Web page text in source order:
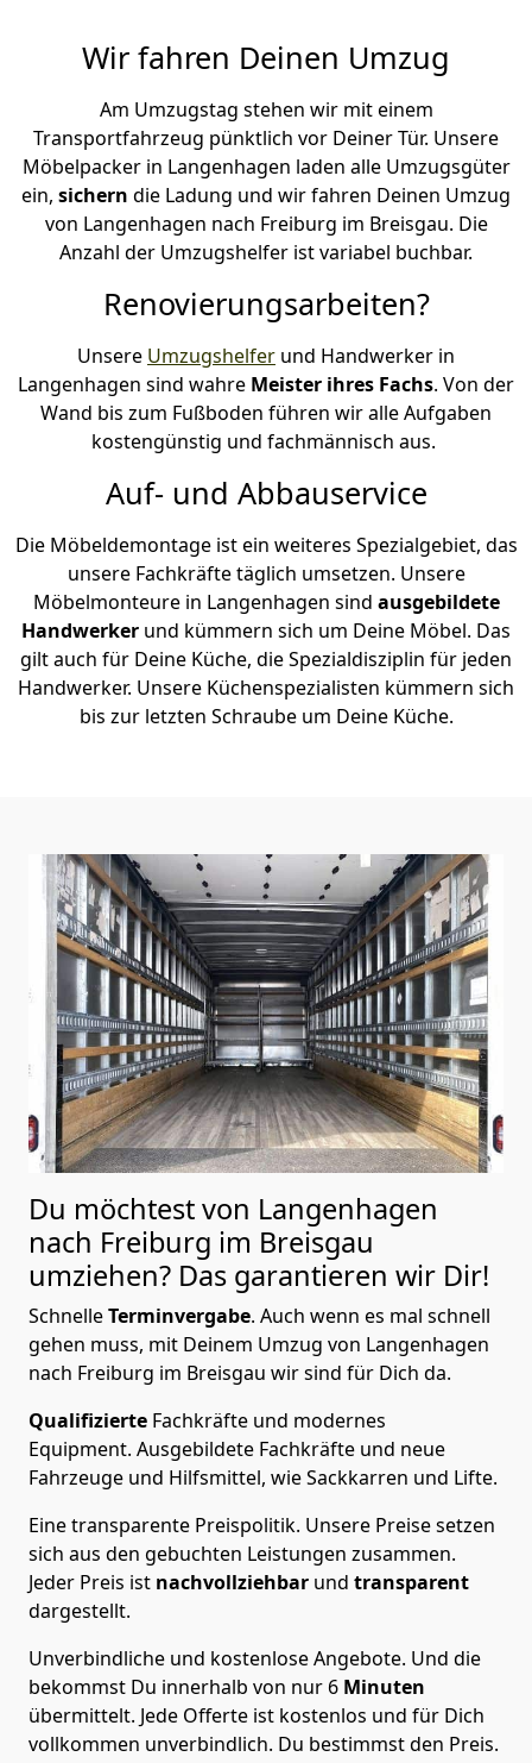
Wir fahren Deinen Umzug
Am Umzugstag stehen wir mit einem
Transportfahrzeug pünktlich vor Deiner Tür. Unsere
Möbelpacker in Langenhagen laden alle Umzugsgüter
ein, sichern die Ladung und wir fahren Deinen Umzug
von Langenhagen nach Freiburg im Breisgau. Die
Anzahl der Umzugshelfer ist variabel buchbar.
Renovierungsarbeiten?
Unsere Umzugshelfer und Handwerker in
Langenhagen sind wahre Meister ihres Fachs. Von der
Wand bis zum Fußboden führen wir alle Aufgaben
kostengünstig und fachmännisch aus.
Auf- und Abbauservice
Die Möbeldemontage ist ein weiteres Spezialgebiet, das
unsere Fachkräfte täglich umsetzen. Unsere
Möbelmonteure in Langenhagen sind ausgebildete
Handwerker und kümmern sich um Deine Möbel. Das
gilt auch für Deine Küche, die Spezialdisziplin für jeden
Handwerker. Unsere Küchenspezialisten kümmern sich
bis zur letzten Schraube um Deine Küche.
Du möchtest von Langenhagen
nach Freiburg im Breisgau
umziehen? Das garantieren wir Dir!
SchnelleTerminvergabe. Auch wenn es mal schnell
gehen muss, mit Deinem Umzug von Langenhagen
nach Freiburg im Breisgau wir sind für Dich da.
Qualifizierte Fachkräfte und modernes
Equipment. Ausgebildete Fachkräfte und neue
Fahrzeuge und Hilfsmittel, wie Sackkarren und Lifte.
Eine transparente Preispolitik. Unsere Preise setzen
sich aus den gebuchten Leistungen zusammen.
Jeder Preis ist nachvollziehbar und transparent
dargestellt.
Unverbindliche und kostenlose Angebote. Und die
bekommst Du innerhalb von nur 6 Minuten
übermittelt. Jede Offerte ist kostenlos und für Dich
vollkommen unverbindlich. Du bestimmst den Preis.